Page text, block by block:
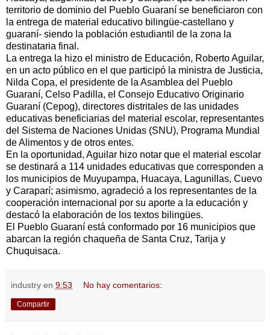
territorio de dominio del Pueblo Guaraní se beneficiaron con
la entrega de material educativo bilingüe-castellano y
guaraní- siendo la población estudiantil de la zona la
destinataria final.
La entrega la hizo el ministro de Educación, Roberto Aguilar,
en un acto público en el que participó la ministra de Justicia,
Nilda Copa, el presidente de la Asamblea del Pueblo
Guaraní, Celso Padilla, el Consejo Educativo Originario
Guaraní (Cepog), directores distritales de las unidades
educativas beneficiarias del material escolar, representantes
del Sistema de Naciones Unidas (SNU), Programa Mundial
de Alimentos y de otros entes.
En la oportunidad, Aguilar hizo notar que el material escolar
se destinará a 114 unidades educativas que corresponden a
los municipios de Muyupampa, Huacaya, Lagunillas, Cuevo
y Caraparí; asimismo, agradeció a los representantes de la
cooperación internacional por su aporte a la educación y
destacó la elaboración de los textos bilingües.
El Pueblo Guaraní está conformado por 16 municipios que
abarcan la región chaqueña de Santa Cruz, Tarija y
Chuquisaca.
industry en 9:53 No hay comentarios:
Compartir